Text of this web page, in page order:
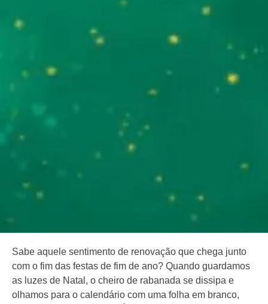
Sabe aquele sentimento de renovação que chega junto
com o fim das festas de fim de ano? Quando guardamos
as luzes de Natal, o cheiro de rabanada se dissipa e
olhamos para o calendário com uma folha em branco,